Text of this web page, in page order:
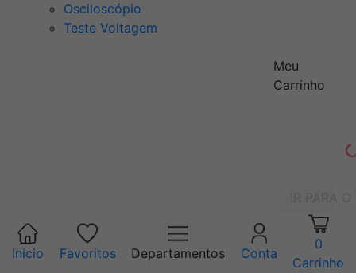
Osciloscópio
Teste Voltagem
Meu
Carrinho
Início Favoritos Departamentos Conta
0
Carrinho